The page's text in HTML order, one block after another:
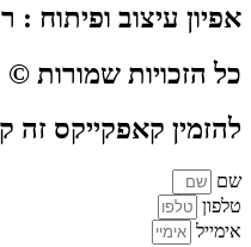
אפיון עיצוב ופיתוח :
כל הזכויות שמורות ©
להזמין קאפקייקס זה
שם
טלפון
אימייל